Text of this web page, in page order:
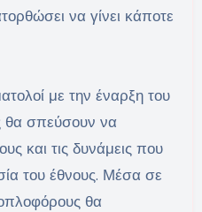
να γίνει κάποτε
με την έναρξη του
θα σπεύσουν να
και τις δυνάμεις που
του έθνους. Μέσα σε
θα